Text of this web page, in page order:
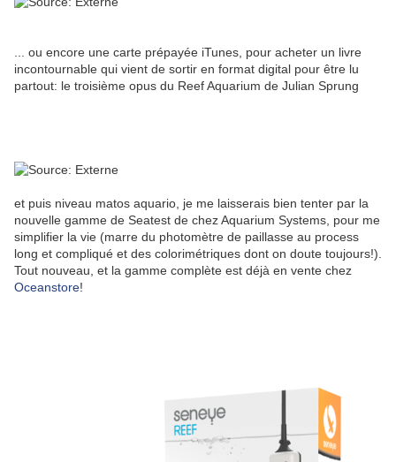
... ou encore une carte prépayée iTunes, pour acheter un livre
incontournable qui vient de sortir en format digital pour être lu
partout: le troisième opus du Reef Aquarium de Julian Sprung
et puis niveau matos aquario, je me laisserais bien tenter par la
nouvelle gamme de Seatest de chez Aquarium Systems, pour me
simplifier la vie (marre du photomètre de paillasse au process
long et compliqué et des colorimétriques dont on doute toujours!).
Tout nouveau, et la gamme complète est déjà en vente chez
Oceanstore!